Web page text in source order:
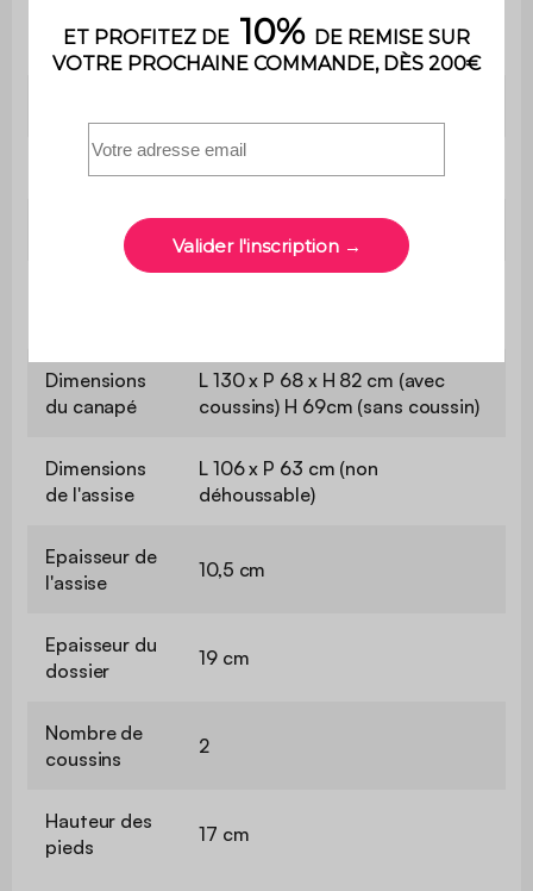
l'assise
Ferme
Dimensions
du canapé
L 130 x P 68 x H 82 cm (avec
coussins) H 69cm (sans coussin)
Dimensions
de l'assise
L 106 x P 63 cm (non
déhoussable)
Epaisseur de
l'assise
10,5 cm
Epaisseur du
dossier
19 cm
Nombre de
coussins
2
Hauteur des
pieds
17 cm